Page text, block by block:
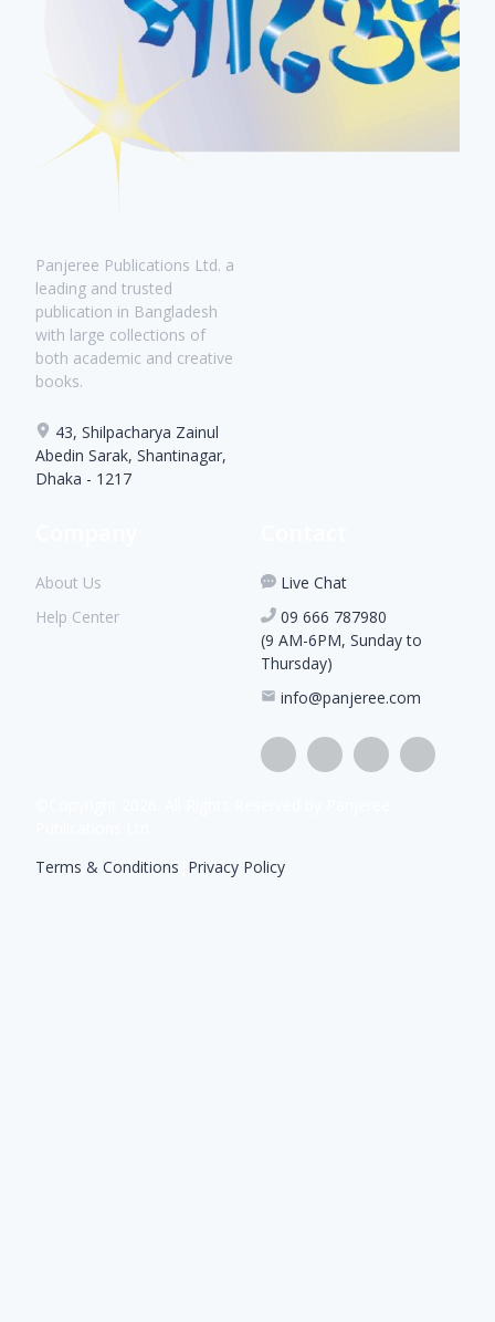
Panjeree Publications Ltd. a
leading and trusted
publication in Bangladesh
with large collections of
both academic and creative
books.
43, Shilpacharya Zainul
Abedin Sarak, Shantinagar,
Dhaka - 1217
About Us
Help Center
Live Chat
09 666 787980
(9 AM-6PM, Sunday to
Thursday)
info@panjeree.com
Terms & Conditions Privacy Policy